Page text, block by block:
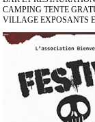
À
propos
CAMPING TENTE
VILLAGE EXPOSANTS